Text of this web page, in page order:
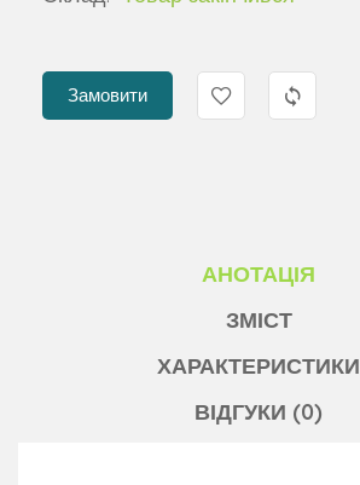
Замовити
АНОТАЦІЯ
ЗМІСТ
ХАРАКТЕРИСТИКИ
ВІДГУКИ (0)